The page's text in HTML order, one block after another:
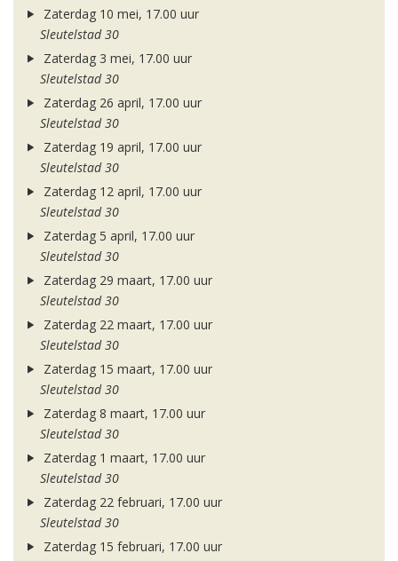
Zaterdag 10 mei, 17.00 uur
Sleutelstad 30
Zaterdag 3 mei, 17.00 uur
Sleutelstad 30
Zaterdag 26 april, 17.00 uur
Sleutelstad 30
Zaterdag 19 april, 17.00 uur
Sleutelstad 30
Zaterdag 12 april, 17.00 uur
Sleutelstad 30
Zaterdag 5 april, 17.00 uur
Sleutelstad 30
Zaterdag 29 maart, 17.00 uur
Sleutelstad 30
Zaterdag 22 maart, 17.00 uur
Sleutelstad 30
Zaterdag 15 maart, 17.00 uur
Sleutelstad 30
Zaterdag 8 maart, 17.00 uur
Sleutelstad 30
Zaterdag 1 maart, 17.00 uur
Sleutelstad 30
Zaterdag 22 februari, 17.00 uur
Sleutelstad 30
Zaterdag 15 februari, 17.00 uur